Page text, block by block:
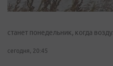
станет понедельник, когда
сегодня, 20:45